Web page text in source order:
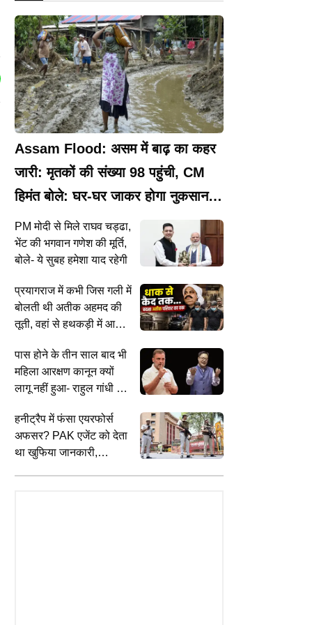
Field Worker Answer Key
झारखंड एसएससी ने जारी की फील्ड
की आंसर की, ऐसे करें
SPORTS
कौन हैं आशीष यादव, जिन्होंने नीरज चोपड़ा
के बाद देश को दिलाया सम्मान
Assam Flood: असम में बाढ़ का कहर
जारी: मृतकों की संख्या 98 पहुंची, CM
हिमंत बोले: घर-घर जाकर होगा नुकसान
का आकलन
PM मोदी से मिले राघव चड्ढा,
भेंट की भगवान गणेश की मूर्ति,
बोले- ये सुबह हमेशा याद रहेगी
प्रयागराज में कभी जिस गली में
बोलती थी अतीक अहमद की
तूती, वहां से हथकड़ी में आज
पास होने के तीन साल बाद भी
महिला आरक्षण कानून क्यों
लागू नहीं हुआ- राहुल गांधी ने
सवाल
हनीट्रैप में फंसा एयरफोर्स
अफसर? PAK एजेंट को देता
था खुफिया जानकारी,